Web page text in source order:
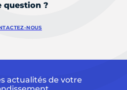
question ?
NOUS
actualités de votre